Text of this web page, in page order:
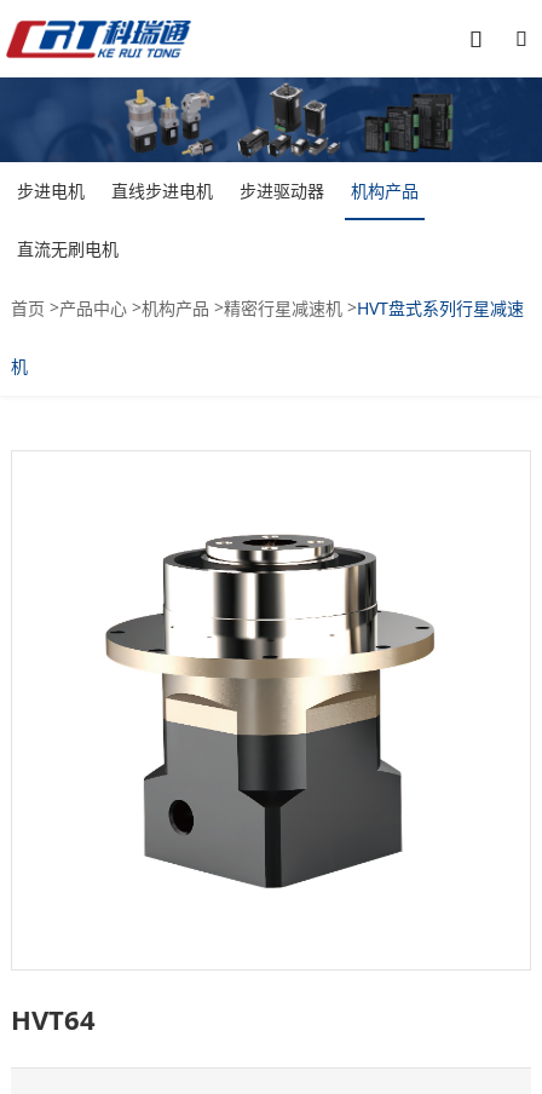


步进电机 直线步进电机 步进驱动器 机构产品
直流无刷电机
首页 >产品中心>机构产品 >精密行星减速机>HVT盘式系列行星减速
机
HVT64